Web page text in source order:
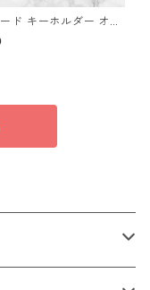
ド キーホルダー オレ
イトグリーン 編み込み